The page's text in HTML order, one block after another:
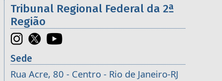
Tribunal Regional Federal da 2ª
Região
Sede
Rua Acre, 80 - Centro - Rio de Janeiro-RJ